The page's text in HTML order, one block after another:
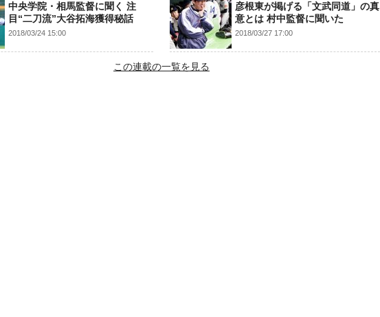
中央学院・相馬監督に聞く 注
目“二刀流”大谷拓海獲得秘話
2018/03/24 15:00
彦根東が掲げる「文武同道」の真
意とは 村中監督に聞いた
2018/03/27 17:00
この連載の一覧を見る